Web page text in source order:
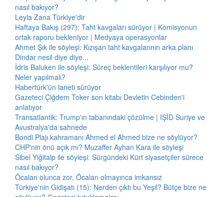
nasıl bakıyor?
Leyla Zana Türkiye'dir
Haftaya Bakış (297): Taht kavgaları sürüyor | Komisyonun
ortak raporu bekleniyor | Medyaya operasyonlar
Ahmet Şık ile söyleşi: Kızışan taht kavgalarının arka planı
Dindar nesil diye diye...
İdris Baluken ile söyleşi: Süreç beklentileri karşılıyor mu?
Neler yapılmalı?
Habertürk'ün laneti sürüyor
Gazeteci Çiğdem Toker son kitabı Devletin Cebinden'i
anlatıyor
Transatlantik: Trump'ın tabanındaki çözülme | IŞİD Suriye ve
Avustralya'da sahnede
Bondi Plajı kahramanı Ahmed el Ahmed bize ne söylüyor?
CHP'nin önü açık mı? Muzaffer Ayhan Kara ile söyleşi
Sibel Yiğitalp ile söyleşi: Sürgündeki Kürt siyasetçiler sürece
nasıl bakıyor?
Öcalan olunca zor, Öcalan olmayınca imkansız
Türkiye'nin Gidişatı (15): Nerden çıktı bu Yeşil? Bütçe bize ne